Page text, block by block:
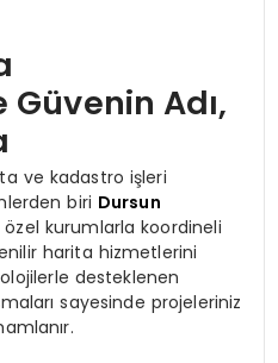
Adı,
ve kadastro işleri
biri Dursun
özel kurumlarla koordineli
harita hizmetlerini
desteklenen
sayesinde projeleriniz